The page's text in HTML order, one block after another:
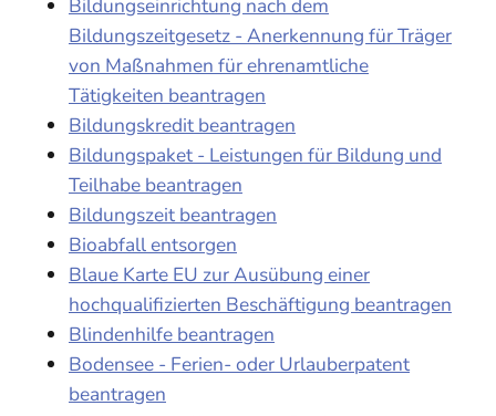
Bildungseinrichtung nach dem
Bildungszeitgesetz - Anerkennung für Träger
von Maßnahmen für ehrenamtliche
Tätigkeiten beantragen
Bildungskredit beantragen
Bildungspaket - Leistungen für Bildung und
Teilhabe beantragen
Bildungszeit beantragen
Bioabfall entsorgen
Blaue Karte EU zur Ausübung einer
hochqualifizierten Beschäftigung beantragen
Blindenhilfe beantragen
Bodensee - Ferien- oder Urlauberpatent
beantragen